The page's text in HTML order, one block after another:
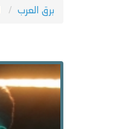
برق العرب